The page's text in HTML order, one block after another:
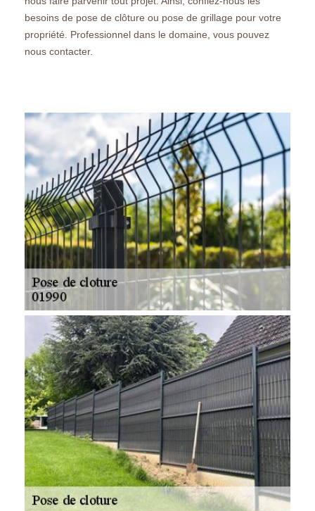
besoins de pose de clôture ou pose de grillage pour votre
propriété. Professionnel dans le domaine, vous pouvez
nous contacter.